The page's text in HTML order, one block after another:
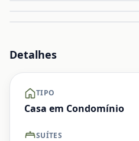
Detalhes
TIPO
Casa em Condomínio
SUÍTES